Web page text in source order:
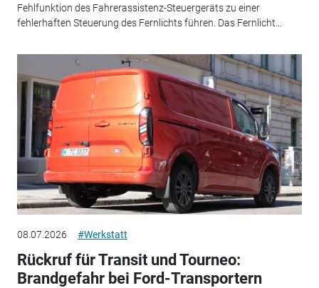
Fehlfunktion des Fahrerassistenz-Steuergeräts zu einer
fehlerhaften Steuerung des Fernlichts führen. Das Fernlicht...
08.07.2026 #Werkstatt
Rückruf für Transit und Tourneo:
Brandgefahr bei Ford-Transportern